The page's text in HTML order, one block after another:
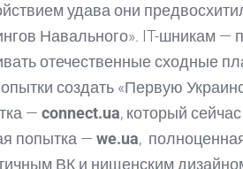
удава они
Навального». IT-шникам —
отечественные сходные
создать «Первую
— connect.ua, который
попытка — we.ua,
ВК и нищенским